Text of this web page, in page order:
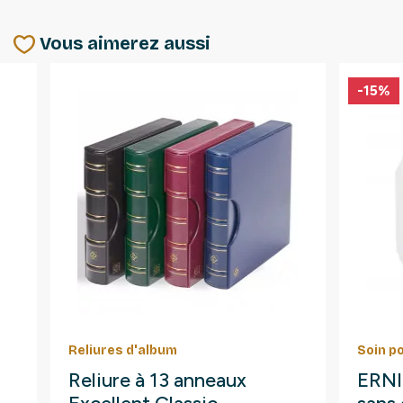
Vous aimerez aussi
Reliures d'album
Reliure à 13 anneaux
Soin
-15%